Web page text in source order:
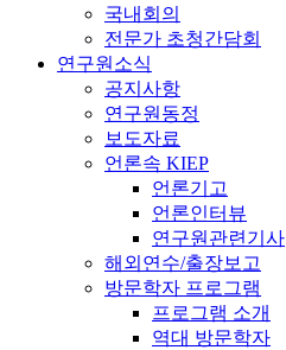
국내회의
전문가 초청간담회
연구원소식
공지사항
연구원동정
보도자료
언론속 KIEP
언론기고
언론인터뷰
연구원관련기사
해외연수/출장보고
방문학자 프로그램
프로그램 소개
역대 방문학자